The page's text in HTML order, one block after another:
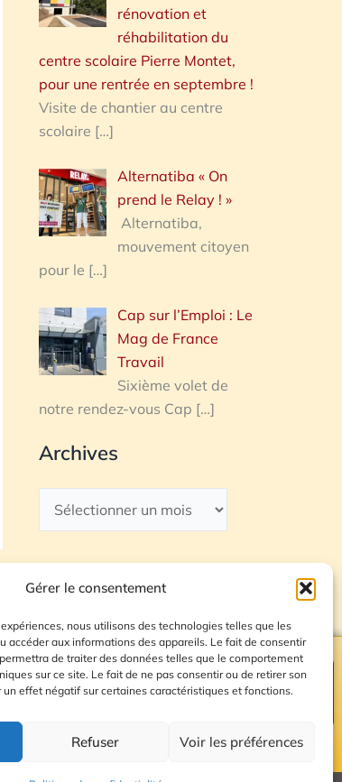
Gérer le consentement
nous utilisons des technologies telles que les
accéder aux informations des appareils. Le fait de consentir
de traiter des données telles que le comportement
sur ce site. Le fait de ne pas consentir ou de retirer son
effet négatif sur certaines caractéristiques et fonctions.
Refuser Voir les préférences
rénovation et
réhabilitation du
centre scolaire Pierre Montet,
pour une rentrée en septembre !
Visite de chantier au centre
scolaire […]
Alternatiba « On
prend le Relay ! »
Alternatiba,
mouvement citoyen
pour le […]
Cap sur l’Emploi : Le
Mag de France
Travail
Sixième volet de
notre rendez-vous Cap […]
Archives